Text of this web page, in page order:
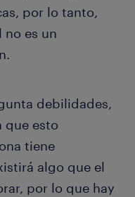
por lo tanto,
no es un
debilidades,
que esto
tiene
algo que el
por lo que hay